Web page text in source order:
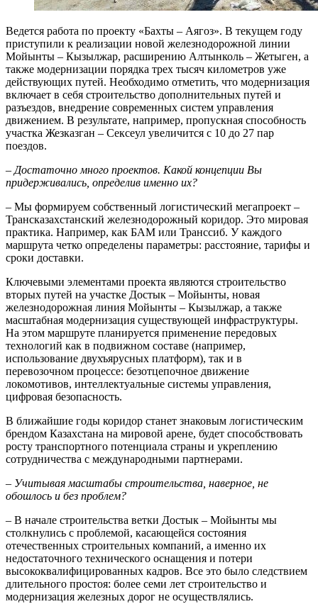
Ведется работа по проекту «Бахты – Аягоз». В текущем году
приступили к реализации новой железнодорожной линии
Мойынты – Кызылжар, расширению Алтынколь – Жетыген, а
также модернизации порядка трех тысяч километров уже
действующих путей. Необходимо отметить, что модернизация
включает в себя строительство дополнительных путей и
разъез­дов, внедрение современных сис­тем управления
движением. В результате, например, пропускная способность
участка Жезказган – Сексеул увеличится с 10 до 27 пар
поездов.
– Достаточно много проек­тов. Какой концепции Вы
придерживались, определив именно их?
– Мы формируем собственный логистический мегапроект –
Трансказахстанский железнодорожный коридор. Это мировая
практика. Например, как БАМ или Транссиб. У каждого
маршрута четко определены параметры: расстояние, тарифы и
сроки доставки.
Ключевыми элементами проек­та являются строительство
вторых путей на участке Достык – Мойынты, новая
железнодорожная линия Мойынты – Кызылжар, а также
масштабная модернизация существующей инфраструктуры.
На этом марш­руте планируется применение передовых
технологий как в подвижном составе (например,
использование двухъярусных платформ), так и в
перевозочном процессе: безотцепочное движение
локомотивов, интеллектуальные системы управления,
цифровая безопасность.
В ближайшие годы коридор станет знаковым логистическим
брендом Казахстана на мировой арене, будет способствовать
рос­ту транспортного потенциала страны и укреплению
сотрудничества с международными партнерами.
– Учитывая масштабы строи­тельства, наверное, не
обошлось и без проблем?
– В начале строительства ветки Достык – Мойынты мы
столкнулись с проблемой, касающейся состояния
отечественных строи­тельных компаний, а именно их
недостаточного технического оснащения и потери
высококвалифицированных кадров. Все это было следствием
длительного простоя: более семи лет строительство и
модернизация железных дорог не осуществлялись.